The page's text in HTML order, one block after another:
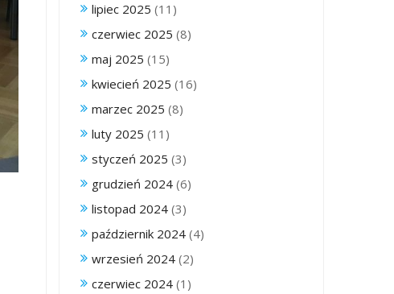
lipiec 2025 (11)
czerwiec 2025 (8)
maj 2025 (15)
kwiecień 2025 (16)
marzec 2025 (8)
luty 2025 (11)
styczeń 2025 (3)
grudzień 2024 (6)
listopad 2024 (3)
październik 2024 (4)
wrzesień 2024 (2)
czerwiec 2024 (1)